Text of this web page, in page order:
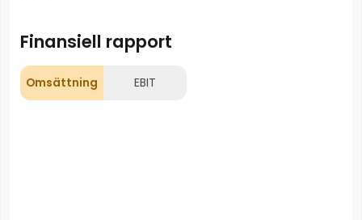
Finansiell rapport
Omsättning EBIT